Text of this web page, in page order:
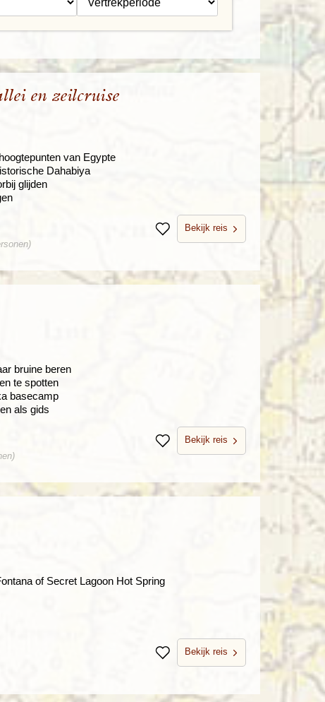
en zeilcruise
van Egypte
Dahabiya
glijden
BewarenBekijk reis
bruine beren
te spotten
basecamp
als gids
BewarenBekijk reis
of Secret Lagoon Hot Spring
BewarenBekijk reis